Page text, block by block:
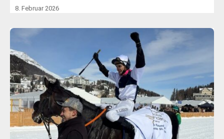
8. Februar 2026